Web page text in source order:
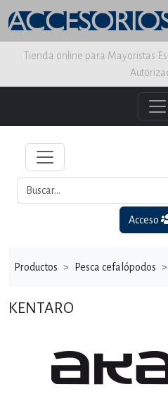
Tienda online para Mayoristas
Acceso
Productos Pesca cefalópodos
KENTARO